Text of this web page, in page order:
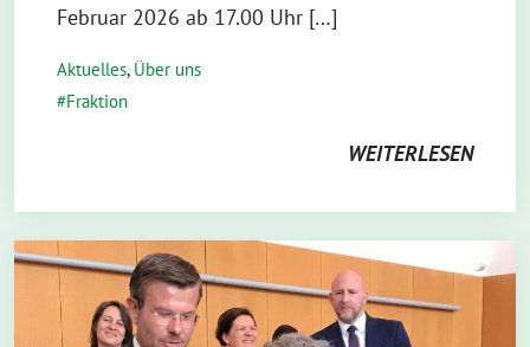
Februar 2026 ab 17.00 Uhr […]
Aktuelles, Über uns
Fraktion
WEITERLESEN